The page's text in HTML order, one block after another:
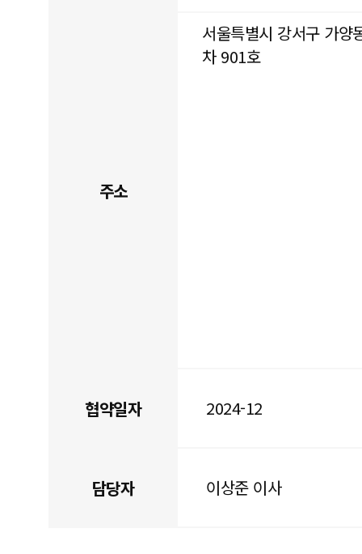
주소
서울특별시 강서구 가
차 901호
협약일자 2024-12
담당자 이상준 이사